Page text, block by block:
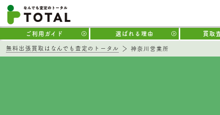
ご利用ガイド 選ばれる理由 買取
無料出張買取はなんでも査定のトータル 神奈川営業所